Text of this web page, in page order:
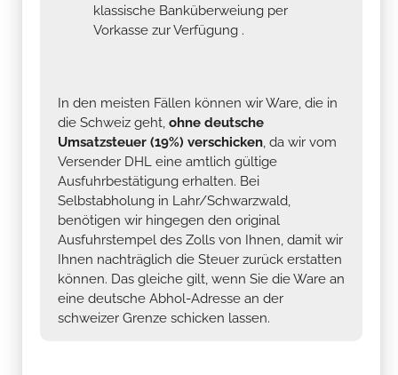
klassische Banküberweiung per
Vorkasse zur Verfügung .
In den meisten Fällen können wir Ware, die in
die Schweiz geht, ohne deutsche
Umsatzsteuer (19%) verschicken, da wir vom
Versender DHL eine amtlich gültige
Ausfuhrbestätigung erhalten. Bei
Selbstabholung in Lahr/Schwarzwald,
benötigen wir hingegen den original
Ausfuhrstempel des Zolls von Ihnen, damit wir
Ihnen nachträglich die Steuer zurück erstatten
können. Das gleiche gilt, wenn Sie die Ware an
eine deutsche Abhol-Adresse an der
schweizer Grenze schicken lassen.